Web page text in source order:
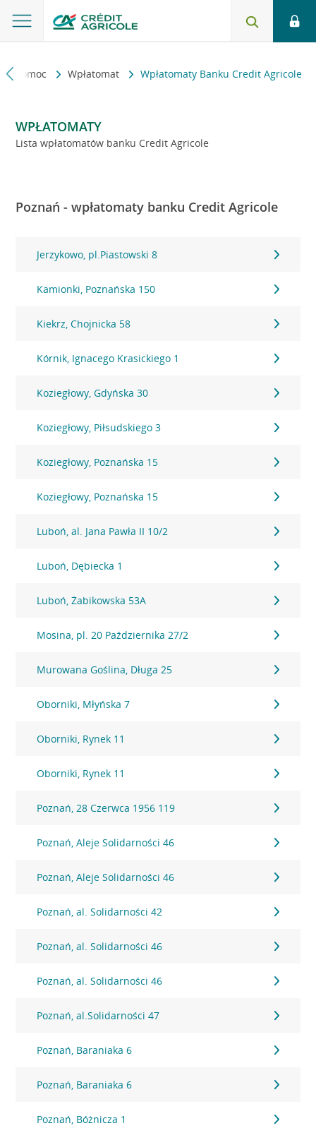
i pomoc Wpłatomat Wpłatomaty Banku Credit Agricole
WPŁATOMATY
Lista wpłatomatów banku Credit Agricole
Poznań - wpłatomaty banku Credit Agricole
Jerzykowo, pl.Piastowski 8
Kamionki, Poznańska 150
Kiekrz, Chojnicka 58
Kórnik, Ignacego Krasickiego 1
Koziegłowy, Gdyńska 30
Koziegłowy, Piłsudskiego 3
Koziegłowy, Poznańska 15
Koziegłowy, Poznańska 15
Luboń, al. Jana Pawła II 10/2
Luboń, Dębiecka 1
Luboń, Żabikowska 53A
Mosina, pl. 20 Października 27/2
Murowana Goślina, Długa 25
Oborniki, Młyńska 7
Oborniki, Rynek 11
Oborniki, Rynek 11
Poznań, 28 Czerwca 1956 119
Poznań, Aleje Solidarności 46
Poznań, Aleje Solidarności 46
Poznań, al. Solidarności 42
Poznań, al. Solidarności 46
Poznań, al. Solidarności 46
Poznań, al.Solidarności 47
Poznań, Baraniaka 6
Poznań, Baraniaka 6
Poznań, Bóżnicza 1